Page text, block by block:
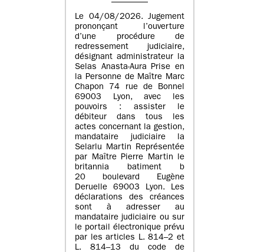
Le 04/08/2026. Jugement
prononçant l’ouverture
d’une procédure de
redressement judiciaire,
désignant administrateur la
Selas Anasta-Aura Prise en
la Personne de Maître Marc
Chapon 74 rue de Bonnel
69003 Lyon, avec les
pouvoirs : assister le
débiteur dans tous les
actes concernant la gestion,
mandataire judiciaire la
Selarlu Martin Représentée
par Maître Pierre Martin le
britannia batiment b
20 boulevard Eugène
Deruelle 69003 Lyon. Les
déclarations des créances
sont à adresser au
mandataire judiciaire ou sur
le portail électronique prévu
par les articles L. 814–2 et
L. 814–13 du code de